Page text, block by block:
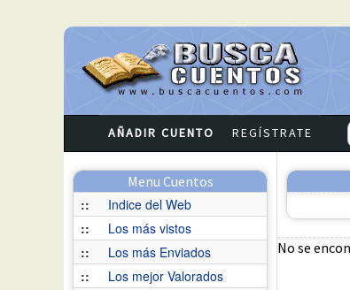
AÑADIR CUENTO REGÍSTRATE
Menu Cuentos
::
Indice del Web
::
Los más vistos
::
Los más Enviados
::
Los mejor Valorados
No se